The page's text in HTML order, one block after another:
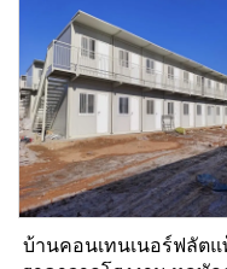
ออสเตรเลีย
บ้านคอนเทนเนอร์ฟลัตแ